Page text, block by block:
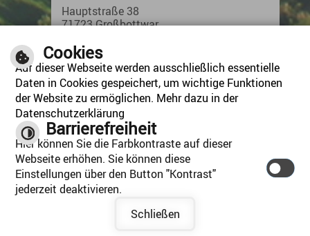
Hauptstraße 38
71723 Großbottwar
Fon: 07148 / 31 - 504
gutachter(@)gabottwartal.de
https://www.gutachterausschuss-
bottwartal.de/
Cookies
Auf dieser Webseite werden ausschließlich essentielle
Daten in Cookies gespeichert, um wichtige Funktionen
der Website zu ermöglichen. Mehr dazu in der
Datenschutzerklärung
Barrierefreiheit
Hier können Sie die Farbkontraste auf dieser
Webseite erhöhen. Sie können diese
Einstellungen über den Button "Kontrast"
jederzeit deaktivieren.
Schließen